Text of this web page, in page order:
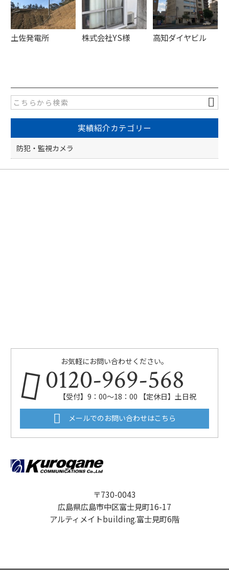
土佐発電所 株式会社YS様 高知ダイヤビル
実績紹介カテゴリー
防犯・監視カメラ
お気軽にお問い合わせください。
0120-969-568
【受付】9：00～18：00 【定休日】土日祝
メールでのお問い合わせはこちら
〒730-0043
広島県広島市中区富士見町16-17
アルティメイトbuilding.富士見町6階